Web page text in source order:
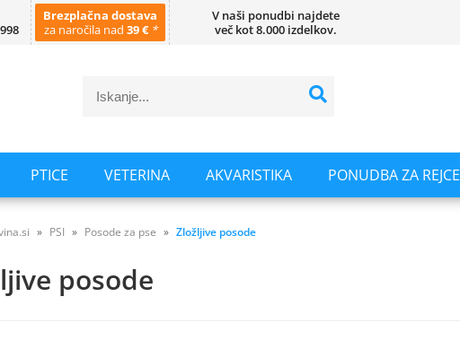
Brezplačna dostava
za naročila nad 39 € *
V naši ponudbi najdete
več kot 8.000 izdelkov.
PTICE VETERINA AKVARISTIKA PONUDBA ZA REJCE
PSI Posode za pse Zložljive posode
posode